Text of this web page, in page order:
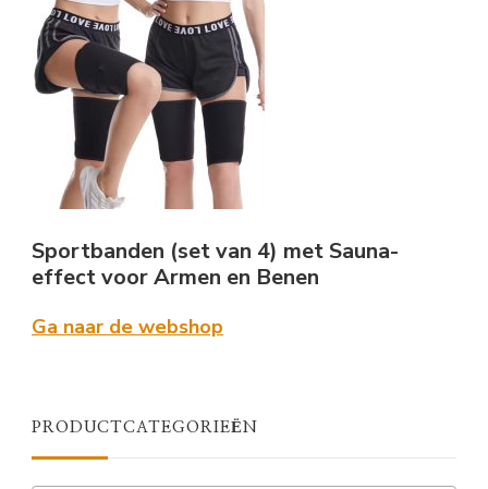
Sportbanden (set van 4) met Sauna-
effect voor Armen en Benen
Ga naar de webshop
PRODUCTCATEGORIEËN